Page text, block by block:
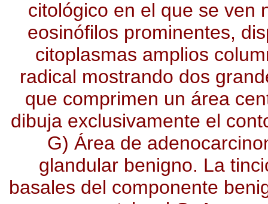
citológico en el que se ven
eosinófilos prominentes,
citoplasmas amplios
radical mostrando dos
que comprimen un área
dibuja exclusivamente el
G) Área de
glandular benigno. La
basales del componente